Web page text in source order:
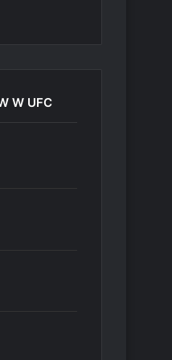
W UFC